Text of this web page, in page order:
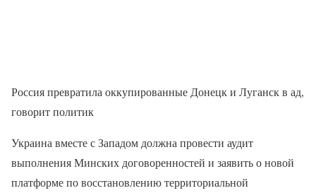
Россия превратила оккупированные Донецк и Луганск в ад,
говорит политик
Украина вместе с Западом должна провести аудит
выполнения Минских договоренностей и заявить о новой
платформе по восстановлению территориальной